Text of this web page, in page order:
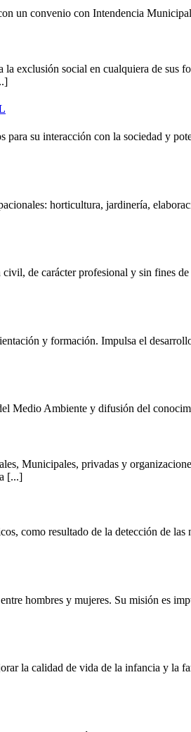
un convenio con Intendencia
exclusión social en cualquiera de sus
su interacción con la sociedad y
horticultura, jardinería,
de carácter profesional y sin fines
y formación. Impulsa el
Medio Ambiente y difusión del
Municipales, privadas y
[...]
como resultado de la detección de
hombres y mujeres. Su misión es
la calidad de vida de la infancia y la